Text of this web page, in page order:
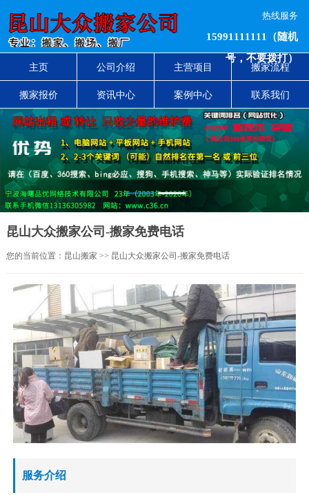
热线服务
15991111111（随机
号，不要拨打）
主页 公司介绍 主营项目 搬家流程
搬家报价 资讯中心 案例中心 联系我们
1 2
昆山大众搬家公司-搬家免费电话
您的当前位置： 昆山搬家 >> 昆山大众搬家公司-搬家免费电话
服务介绍